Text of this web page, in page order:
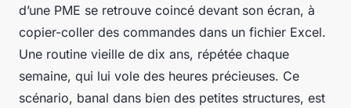
d’une PME se retrouve coincé devant son écran, à
copier-coller des commandes dans un fichier Excel.
Une routine vieille de dix ans, répétée chaque
semaine, qui lui vole des heures précieuses. Ce
scénario, banal dans bien des petites structures, est